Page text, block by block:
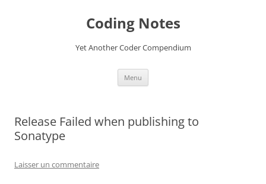
Coding Notes
Yet Another Coder Compendium
Menu
Release Failed when publishing to
Sonatype
Laisser un commentaire